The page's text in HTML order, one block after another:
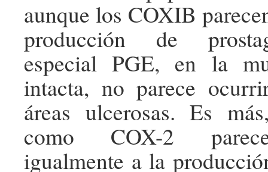
aunque los COXIB
producción de
especial PGE, en la
intacta, no parece
áreas ulcerosas. Es
como COX-2
igualmente a la